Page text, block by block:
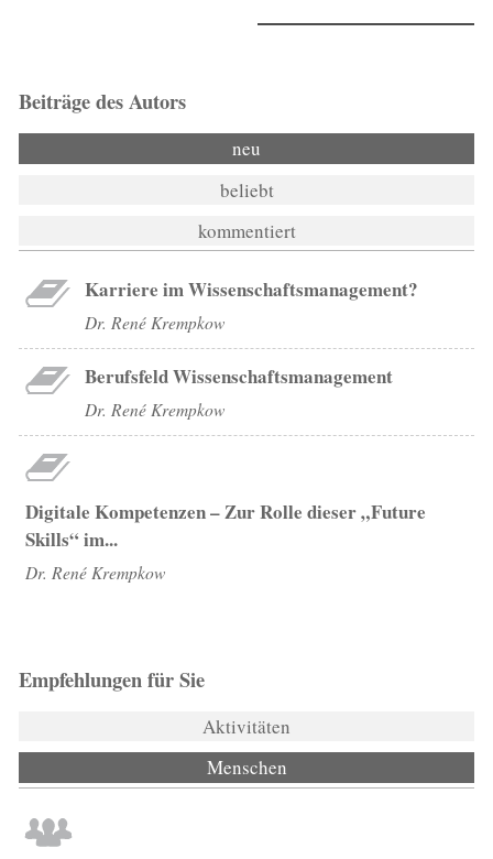
Beiträge des Autors
neu
beliebt
kommentiert
Karriere im Wissenschaftsmanagement?
Dr. René Krempkow
Berufsfeld Wissenschaftsmanagement
Dr. René Krempkow
Digitale Kompetenzen – Zur Rolle dieser „Future
Skills“ im...
Dr. René Krempkow
Empfehlungen für Sie
Aktivitäten
Menschen